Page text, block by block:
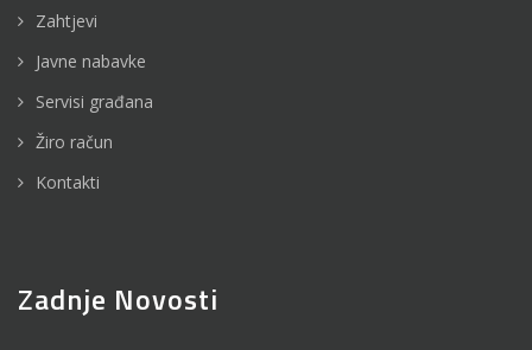
Zahtjevi
Javne nabavke
Servisi građana
Žiro račun
Kontakti
Zadnje Novosti